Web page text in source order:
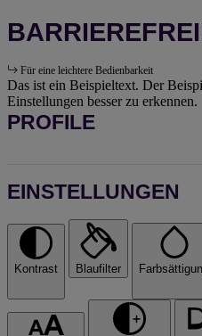
Für eine leichtere Bedienbarkeit
Das ist ein Beispieltext. Der
Einstellungen besser zu erkennen.
PROFILE
EINSTELLUNGEN
Kontrast Blaufilter